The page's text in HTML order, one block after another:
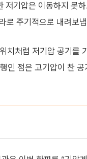
저기압은 이동하지 못
로 주기적으로 내려보
치처럼 저기압 공기를
인 점은 고기압이 찬 공